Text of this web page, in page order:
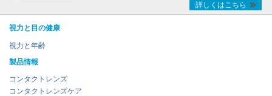
詳しくはこちら
視力と目の健康
視力と年齢
製品情報
コンタクトレンズ
コンタクトレンズケア